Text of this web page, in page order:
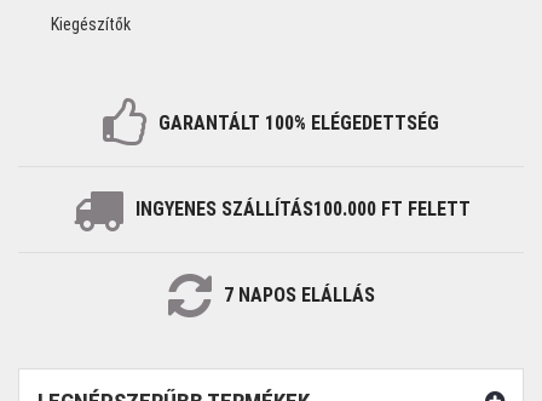
Kiegészítők
GARANTÁLT 100% ELÉGEDETTSÉG
INGYENES SZÁLLÍTÁS100.000 FT FELETT
7NAPOSELÁLLÁS